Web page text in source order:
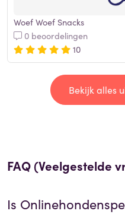
Woef Woef Snacks
0 beoordelingen
10
Bekijk alles
FAQ (Veelgestelde
Is